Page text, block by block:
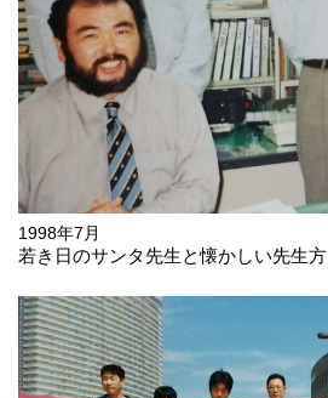
1998年7月
若き日のサンタ先生と懐かしい先生方